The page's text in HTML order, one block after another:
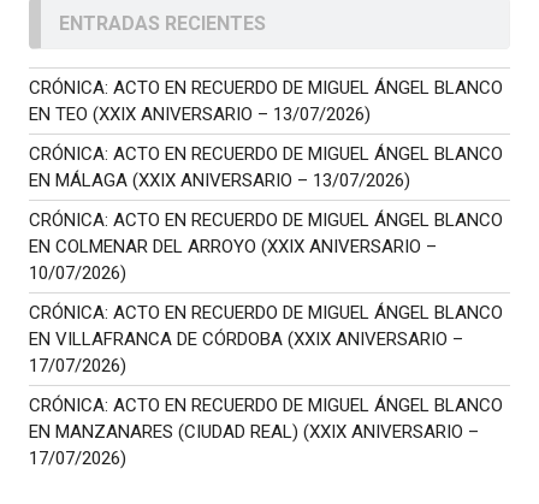
ENTRADAS RECIENTES
CRÓNICA: ACTO EN RECUERDO DE MIGUEL ÁNGEL BLANCO
EN TEO (XXIX ANIVERSARIO – 13/07/2026)
CRÓNICA: ACTO EN RECUERDO DE MIGUEL ÁNGEL BLANCO
EN MÁLAGA (XXIX ANIVERSARIO – 13/07/2026)
CRÓNICA: ACTO EN RECUERDO DE MIGUEL ÁNGEL BLANCO
EN COLMENAR DEL ARROYO (XXIX ANIVERSARIO –
10/07/2026)
CRÓNICA: ACTO EN RECUERDO DE MIGUEL ÁNGEL BLANCO
EN VILLAFRANCA DE CÓRDOBA (XXIX ANIVERSARIO –
17/07/2026)
CRÓNICA: ACTO EN RECUERDO DE MIGUEL ÁNGEL BLANCO
EN MANZANARES (CIUDAD REAL) (XXIX ANIVERSARIO –
17/07/2026)